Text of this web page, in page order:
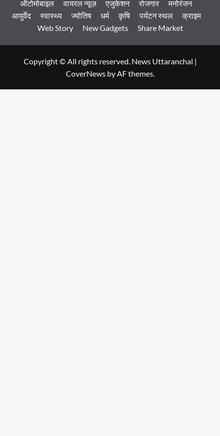
ऑटोमोबाइल वायरल न्यूज़ एजुकेशन रोजगार
मनोरंजन
आयुर्वेद
स्वास्थ्य ज्योतिष धर्म कृषि पर्यटन स्थल
क्राइम
Web Story
New Gadgets Share Market
Copyright © All rights reserved. News Uttaranchal |
CoverNewsby AF themes.